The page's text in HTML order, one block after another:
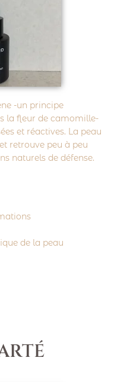
-un principe
la fleur de camomille-
et réactives. La peau
retrouve peu à peu
naturels de défense.
de la peau